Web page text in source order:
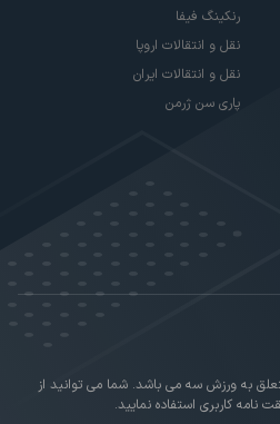
رنکینگ فیفا
نقل و انتقالات اروپا
نقل و انتقالات ایران
پاری سن ژرمن
به ورزش سه می باشد. شما می توانید از
کاربری استفاده نمایید.